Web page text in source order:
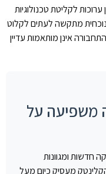
לקליטת טכנולוגיות
מתקשה לעתים לקלוט
אינן מותאמות עדיין
משפיעה על
חדשות ומגוונות
מעסיק כיום מעל